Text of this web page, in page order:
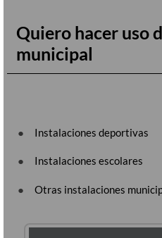
Quiero hacer uso
municipal
Instalaciones deportivas
Instalaciones escolares
Otras instalaciones